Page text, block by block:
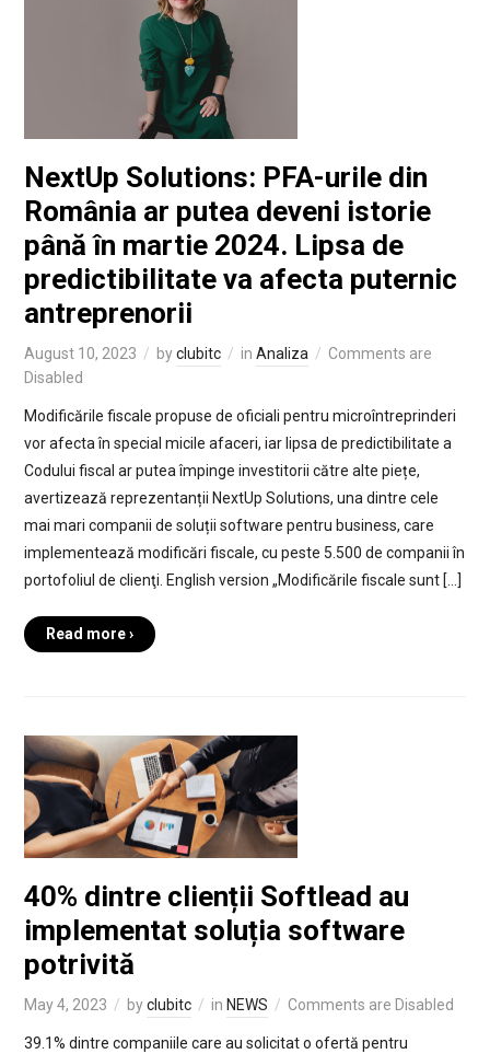
NextUp Solutions: PFA-urile din
România ar putea deveni istorie
până în martie 2024. Lipsa de
predictibilitate va afecta puternic
antreprenorii
August 10, 2023 byclubitc in Analiza
Comments are
Disabled
Modificările fiscale propuse de oficiali pentru microîntreprinderi
vor afecta în special micile afaceri, iar lipsa de predictibilitate a
Codului fiscal ar putea împinge investitorii către alte piețe,
avertizează reprezentanții NextUp Solutions, una dintre cele
mai mari companii de soluții software pentru business, care
implementează modificări fiscale, cu peste 5.500 de companii în
portofoliul de clienţi. English version „Modificările fiscale sunt […]
Read more ›
40% dintre clienții Softlead au
implementat soluția software
potrivită
May 4, 2023 byclubitc in NEWS Comments are Disabled
39.1% dintre companiile care au solicitat o ofertă pentru